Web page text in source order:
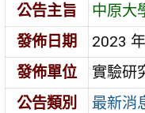
公告主旨
中原大
發佈日期
2023
發佈單位
實驗研
公告類別
最新消